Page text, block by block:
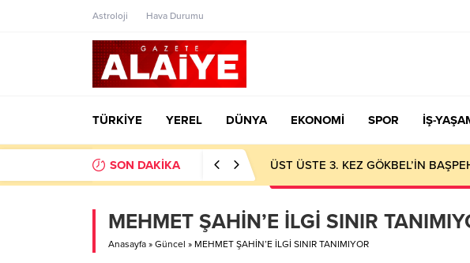
Astroloji Hava Durumu
TÜRKİYE YEREL DÜNYA EKONOMİ SPOR İŞ-
SON DAKİKA ÜST ÜSTE 3. KEZ GÖKBEL’İN
MEHMET ŞAHİN’E İLGİ SINIR
Anasayfa » Güncel » MEHMET ŞAHİN’E İLGİ SINIR TANIMIYOR